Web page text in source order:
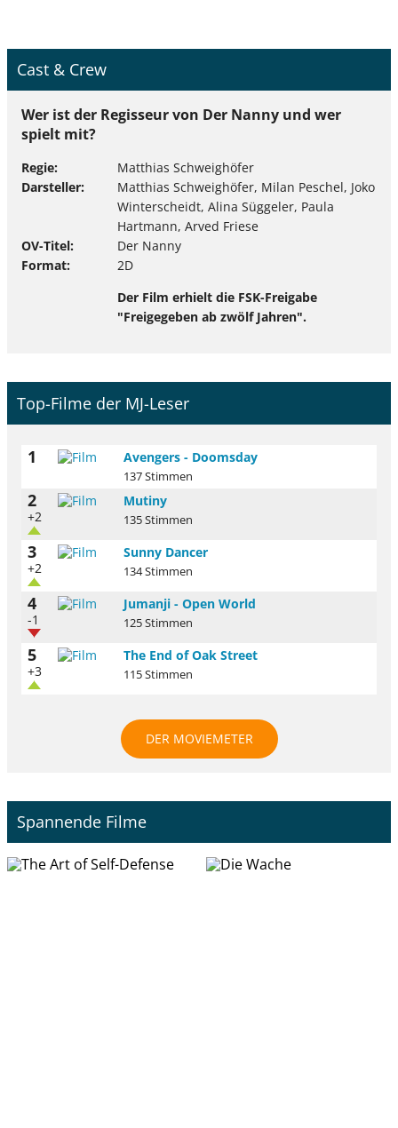
Cast & Crew
Wer ist der Regisseur von Der Nanny und wer
spielt mit?
Regie
Matthias Schweighöfer
Darsteller
Matthias Schweighöfer, Milan Peschel, Joko
Winterscheidt, Alina Süggeler, Paula
Hartmann, Arved Friese
OV-Titel
Der Nanny
Format
2D
Der Film erhielt die FSK-Freigabe
"Freigegeben ab zwölf Jahren".
Top-Filme der MJ-Leser
1 Avengers - Doomsday
137 Stimmen
2
+2
Mutiny
135 Stimmen
3
+2
Sunny Dancer
134 Stimmen
4
-1
Jumanji - Open World
125 Stimmen
5
+3
The End of Oak Street
115 Stimmen
DER MOVIEMETER
Spannende Filme